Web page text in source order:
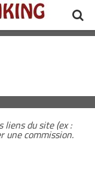
liens du site (ex :
une commission.